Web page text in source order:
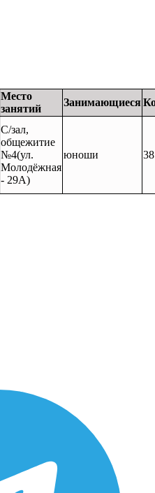
Место
занятий
Занимающиеся
С/зал,
общежитие
№4(ул.
Молодёжная
- 29А)
юноши 38